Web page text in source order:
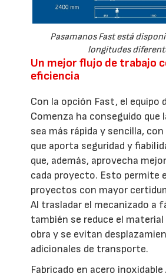
Pasamanos Fast está
longitudes
Un mejor flujo de trabajo
eficiencia
Con la opción Fast, el equipo
Comenza ha conseguido que
sea más rápida y sencilla, con
que aporta seguridad y
que, además, aprovecha
cada proyecto. Esto permite
proyectos con mayor
Al trasladar el mecanizado a
también se reduce el material
obra y se evitan
adicionales de transporte.
Fabricado en acero